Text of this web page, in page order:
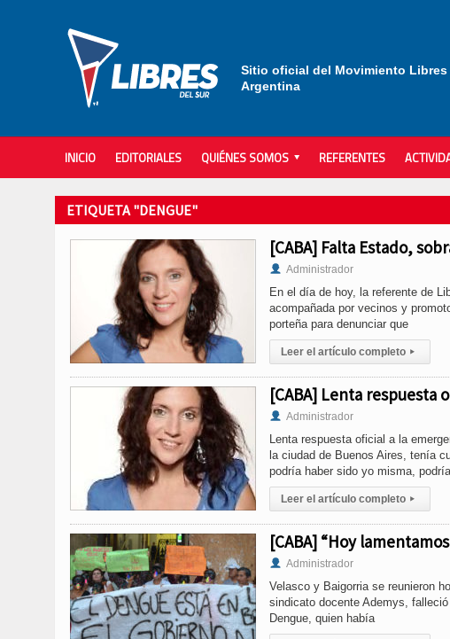
Sitio oficial del Movimiento
Argentina
INICIO EDITORIALES QUIÉNES SOMOS REFERENTES
ETIQUETA "DENGUE"
[CABA] Falta Estado,
Administrador
En el día de hoy, la referente de
acompañada por vecinos y
porteña para denunciar que
Leer el artículo completo ▸
[CABA] Lenta respuesta
Administrador
Lenta respuesta oficial a la
la ciudad de Buenos Aires, tenía
podría haber sido yo misma, podría
Leer el artículo completo ▸
[CABA] “Hoy
Administrador
Velasco y Baigorria se reunieron
sindicato docente Ademys,
Dengue, quien había